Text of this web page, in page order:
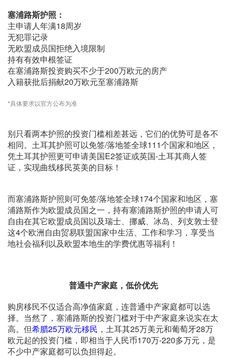
塞浦路斯护照：
主申请人年满18周岁
无犯罪记录
无欧盟成员国拒绝入境限制
持有有效申根签证
在塞浦路斯投资购买不少于200万欧元的房产
入籍获批后捐献20万欧元至塞浦路斯
*具体要求以官方公布为准
别只看两本护照的投资门槛相差甚远，它们的优势可是各不
相同。土耳其护照可以免签/落地签全球111个国家和地区，
凭土耳其护照更可申请美国E2签证或英国-土耳其商人签
证，实现曲线移民英美的目标！
而塞浦路斯护照则可免签/落地签全球174个国家和地区，塞
浦路斯作为欧盟成员国之一，持有塞浦路斯护照的申请人可
自由在其它欧盟成员国以及瑞士、挪威、冰岛、列支敦士登
这4个欧洲自由贸易联盟国家中生活、工作和学习，享受当
地社会福利以及欧盟本地生的学费优惠等福利！
普通中产家庭，低价优先
购房移民不仅适合高净值家庭，连普通中产家庭都可以选
择。当然了，塞浦路斯的投资门槛对于中产家庭来说实在太
高。但希腊25万欧元移民 ，土耳其25万美元和葡萄牙28万
欧元起的投资门槛，即相当于人民币170万-220多万元，是
不少中产家庭都可以负担得起。